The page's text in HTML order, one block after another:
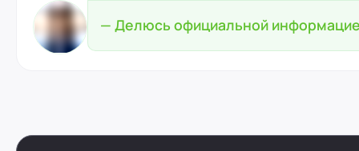
— Делюсь официальной